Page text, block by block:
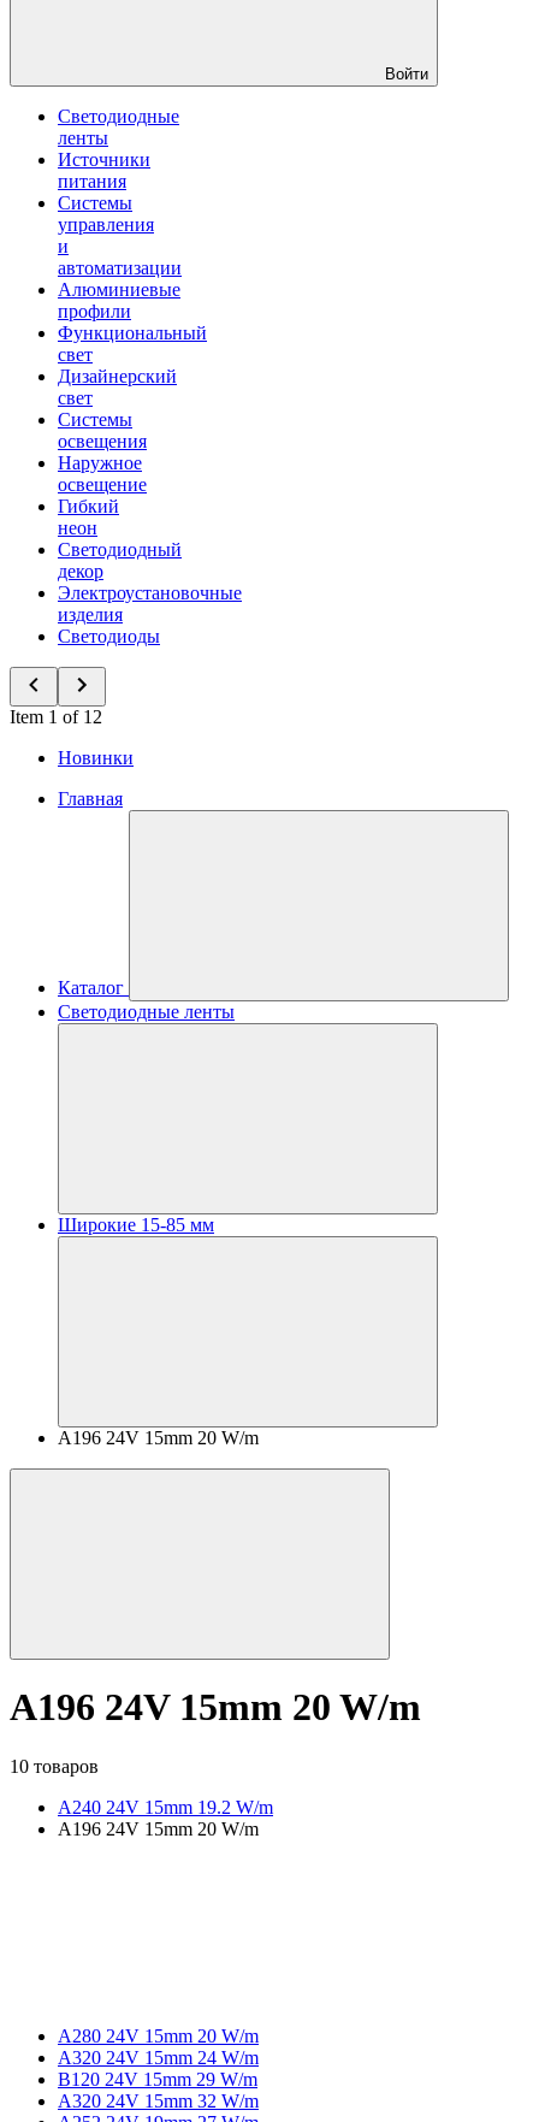
Войти
Светодиодные
ленты
Источники
питания
Системы
управления
и
автоматизации
Алюминиевые
профили
Функциональный
свет
Дизайнерский
свет
Системы
освещения
Наружное
освещение
Гибкий
неон
Светодиодный
декор
Электроустановочные
изделия
Светодиоды
Item 1 of 12
Новинки
Главная
Каталог
Светодиодные ленты
Широкие 15-85 мм
A196 24V 15mm 20 W/m
A196 24V 15mm 20 W/m
10 товаров
A240 24V 15mm 19.2 W/m
A196 24V 15mm 20 W/m
A280 24V 15mm 20 W/m
A320 24V 15mm 24 W/m
B120 24V 15mm 29 W/m
A320 24V 15mm 32 W/m